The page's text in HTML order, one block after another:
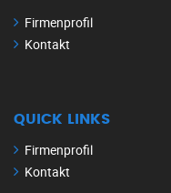
Firmenprofil
Kontakt
QUICK LINKS
Firmenprofil
Kontakt